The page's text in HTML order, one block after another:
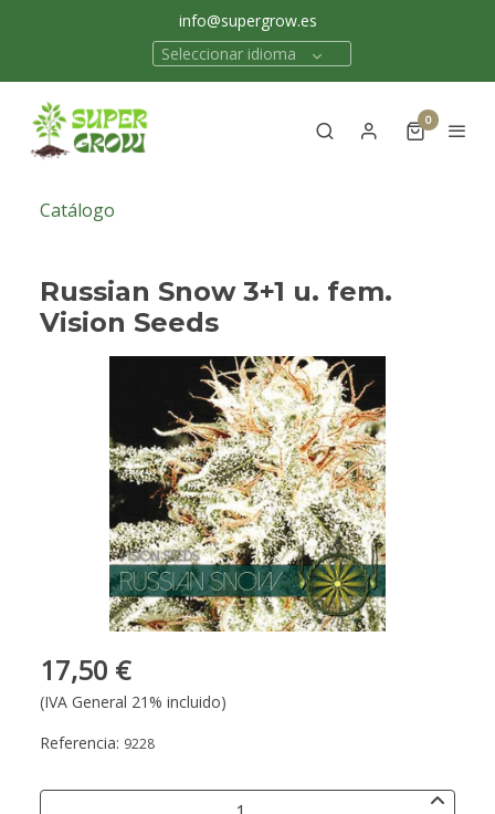
info@supergrow.es
Seleccionar idioma
0
Catálogo
Russian Snow 3+1 u. fem.
Vision Seeds
17,50 €
(IVA General 21% incluido)
Referencia: 9228